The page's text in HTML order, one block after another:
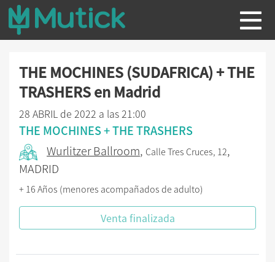
THE MOCHINES (SUDAFRICA) + THE
TRASHERS en Madrid
28 ABRIL de 2022 a las 21:00
THE MOCHINES + THE TRASHERS
Wurlitzer Ballroom, Calle Tres Cruces, 12,
MADRID
+ 16 Años (menores acompañados de adulto)
Venta finalizada